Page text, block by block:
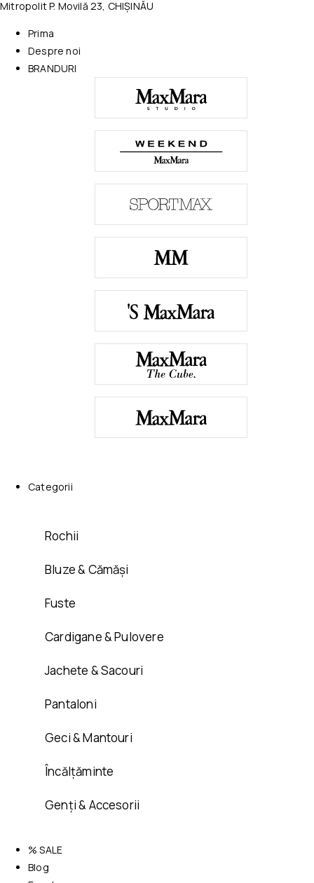
Mitropolit P. Movilă 23, CHIȘINĂU
Prima
Despre noi
BRANDURI
Categorii
Rochii
Bluze & Cămăși
Fuste
Cardigane & Pulovere
Jachete & Sacouri
Pantaloni
Geci & Mantouri
Încălțăminte
Genți & Accesorii
% SALE
Blog